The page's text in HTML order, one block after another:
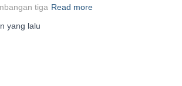
tiga Read more
yang lalu